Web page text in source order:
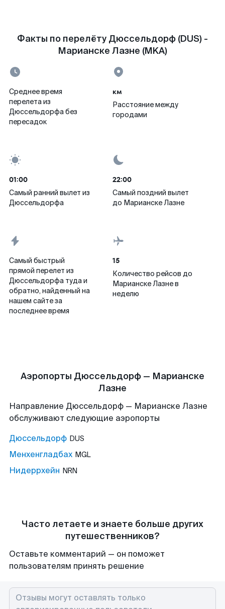
Факты по перелёту Дюссельдорф (DUS) -
Марианске Лазне (MKA)
Среднее время
перелета из
Дюссельдорфа без
пересадок
км
Расстояние между
городами
01:00
Самый ранний вылет из
Дюссельдорфа
22:00
Самый поздний вылет
до Марианске Лазне
Самый быстрый
прямой перелет из
Дюссельдорфа туда и
обратно, найденный на
нашем сайте за
последнее время
15
Количество рейсов до
Марианске Лазне в
неделю
Аэропорты Дюссельдорф — Марианске
Лазне
Направление Дюссельдорф — Марианске Лазне
обслуживают следующие аэропорты
Дюссельдорф DUS
Менхенгладбах MGL
Нидеррхейн NRN
Часто летаете и знаете больше других
путешественников?
Оставьте комментарий — он поможет
пользователям принять решение